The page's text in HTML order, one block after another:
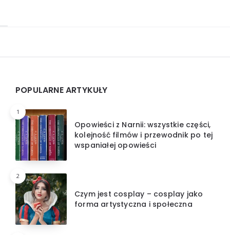
POPULARNE ARTYKUŁY
1
Opowieści z Narnii: wszystkie części,
kolejność filmów i przewodnik po tej
wspaniałej opowieści
2
Czym jest cosplay – cosplay jako
forma artystyczna i społeczna